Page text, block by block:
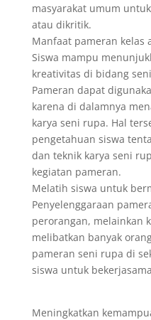
masyarakat umum
atau dikritik.
Manfaat pameran kelas
Siswa mampu
kreativitas di bidang seni
Pameran dapat
karena di dalamnya
karya seni rupa. Hal
pengetahuan siswa
dan teknik karya seni
kegiatan pameran.
Melatih siswa untuk
Penyelenggaraan
perorangan, melainkan
melibatkan banyak
pameran seni rupa di
siswa untuk
Meningkatkan